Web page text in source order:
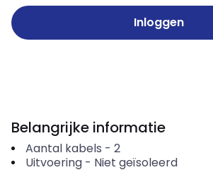
Inloggen
Belangrijke informatie
Aantal kabels - 2
Uitvoering- Niet geïsoleerd